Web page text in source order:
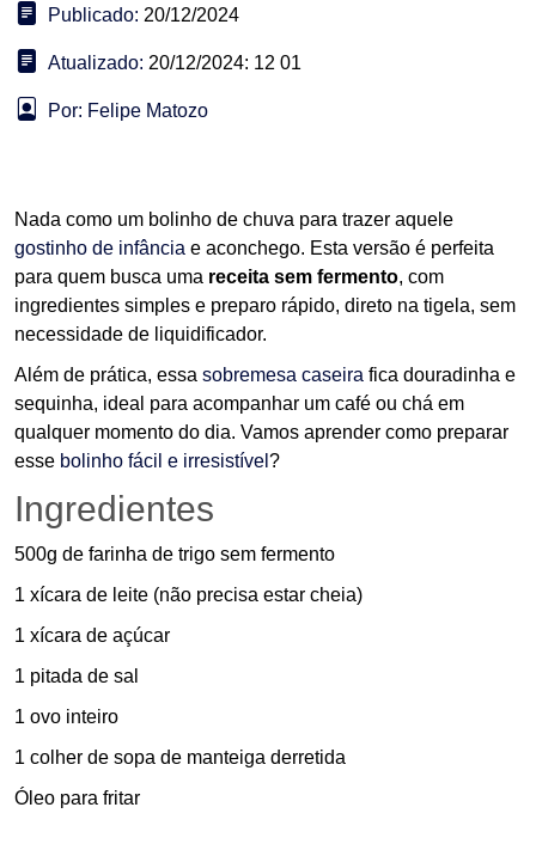
Publicado: 20/12/2024
Atualizado: 20/12/2024: 12 01
Por: Felipe Matozo
Nada como um bolinho de chuva para trazer aquele
gostinho de infância e aconchego. Esta versão é perfeita
para quem busca uma receita sem fermento, com
ingredientes simples e preparo rápido, direto na tigela, sem
necessidade de liquidificador.
Além de prática, essa sobremesa caseira fica douradinha e
sequinha, ideal para acompanhar um café ou chá em
qualquer momento do dia. Vamos aprender como preparar
esse bolinho fácil e irresistível ?
Ingredientes
500g de farinha de trigo sem fermento
1 xícara de leite (não precisa estar cheia)
1 xícara de açúcar
1 pitada de sal
1 ovo inteiro
1 colher de sopa de manteiga derretida
Óleo para fritar